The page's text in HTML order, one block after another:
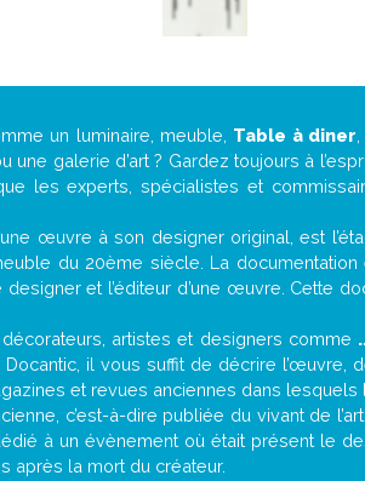
un luminaire, meuble, Table à diner
une galerie d’art ? Gardez toujours à
les experts, spécialistes et
œuvre à son designer original, est
du 20ème siècle. La
et l’éditeur d’une œuvre. Cette
artistes et designers comme
il vous suffit de décrire
et revues anciennes dans
c’est-à-dire publiée du vivant de
à un évènement où était présent le
après la mort du créateur.